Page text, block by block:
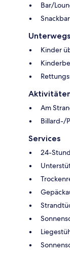
Bar/
Snackbar
Kinder
Am
Billard-/
Services
24-